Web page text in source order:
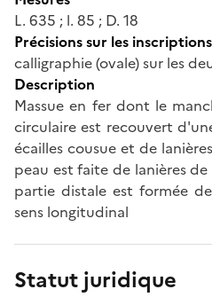
L. 635 ; l. 85 ; D. 18
Précisions sur les inscriptions
calligraphie (ovale) sur les
Description
Massue en fer dont le
circulaire est recouvert
écailles cousue et de
peau est faite de lanières
partie distale est formée
sens longitudinal
Statut juridique